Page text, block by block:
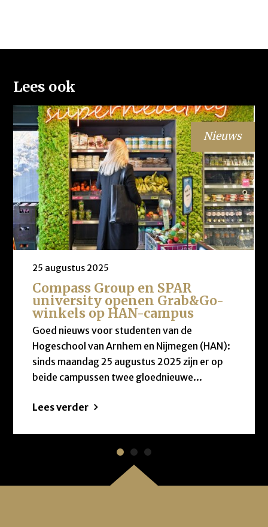
Lees ook
25 augustus 2025
Nieuws
Compass Group en SPAR
university openen Grab&Go-
winkels op HAN-campus
Goed nieuws voor studenten van de
Hogeschool van Arnhem en Nijmegen (HAN):
sinds maandag 25 augustus 2025 zijn er op
beide campussen twee gloednieuwe...
Lees verder